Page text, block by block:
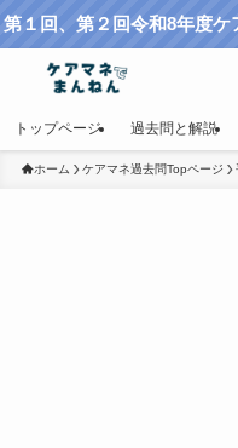
第１回、第２回令和8年度ケ
トップページ 過去問と解説
ホーム ケアマネ過去問Topページ